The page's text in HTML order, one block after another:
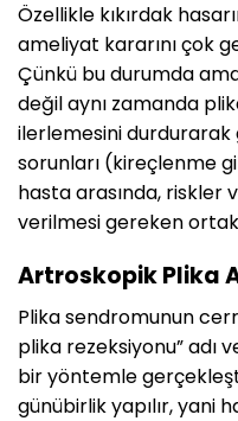
Özellikle kıkırdak
ameliyat kararını çok
Çünkü bu durumda
değil aynı zamanda
ilerlemesini
sorunları (kireçlenme
hasta arasında, riskler
verilmesi gereken
Artroskopik Plika
Plika sendromunun
plika rezeksiyonu” adı
bir yöntemle
günübirlik yapılır, yani